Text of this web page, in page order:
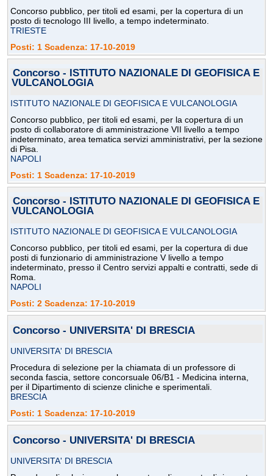
Concorso pubblico, per titoli ed esami, per la copertura di un
posto di tecnologo III livello, a tempo indeterminato.
TRIESTE
Posti: 1 Scadenza: 17-10-2019
Concorso - ISTITUTO NAZIONALE DI GEOFISICA E
VULCANOLOGIA
ISTITUTO NAZIONALE DI GEOFISICA E VULCANOLOGIA
Concorso pubblico, per titoli ed esami, per la copertura di un
posto di collaboratore di amministrazione VII livello a tempo
indeterminato, area tematica servizi amministrativi, per la sezione
di Pisa.
NAPOLI
Posti: 1 Scadenza: 17-10-2019
Concorso - ISTITUTO NAZIONALE DI GEOFISICA E
VULCANOLOGIA
ISTITUTO NAZIONALE DI GEOFISICA E VULCANOLOGIA
Concorso pubblico, per titoli ed esami, per la copertura di due
posti di funzionario di amministrazione V livello a tempo
indeterminato, presso il Centro servizi appalti e contratti, sede di
Roma.
NAPOLI
Posti: 2 Scadenza: 17-10-2019
Concorso - UNIVERSITA' DI BRESCIA
UNIVERSITA' DI BRESCIA
Procedura di selezione per la chiamata di un professore di
seconda fascia, settore concorsuale 06/B1 - Medicina interna,
per il Dipartimento di scienze cliniche e sperimentali.
BRESCIA
Posti: 1 Scadenza: 17-10-2019
Concorso - UNIVERSITA' DI BRESCIA
UNIVERSITA' DI BRESCIA